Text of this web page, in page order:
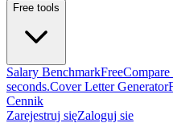
Free tools
Salary BenchmarkFreeCompare
seconds.Cover Letter Generator
Cennik
Zarejestruj sięZaloguj sie